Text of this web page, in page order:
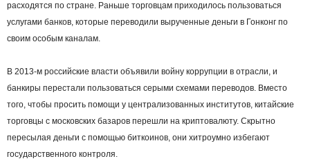
расходятся по стране. Раньше торговцам приходилось пользоваться
услугами банков, которые переводили вырученные деньги в Гонконг по
своим особым каналам.
В 2013-м российские власти объявили войну коррупции в отрасли, и
банкиры перестали пользоваться серыми схемами переводов. Вместо
того, чтобы просить помощи у централизованных институтов, китайские
торговцы с московских базаров перешли на криптовалюту. Скрытно
пересылая деньги с помощью биткоинов, они хитроумно избегают
государственного контроля.